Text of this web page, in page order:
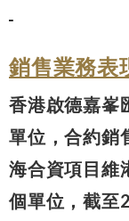
銷售業務表
香港啟德嘉峯
單位，合約銷
海合資項目維
個單位，截至